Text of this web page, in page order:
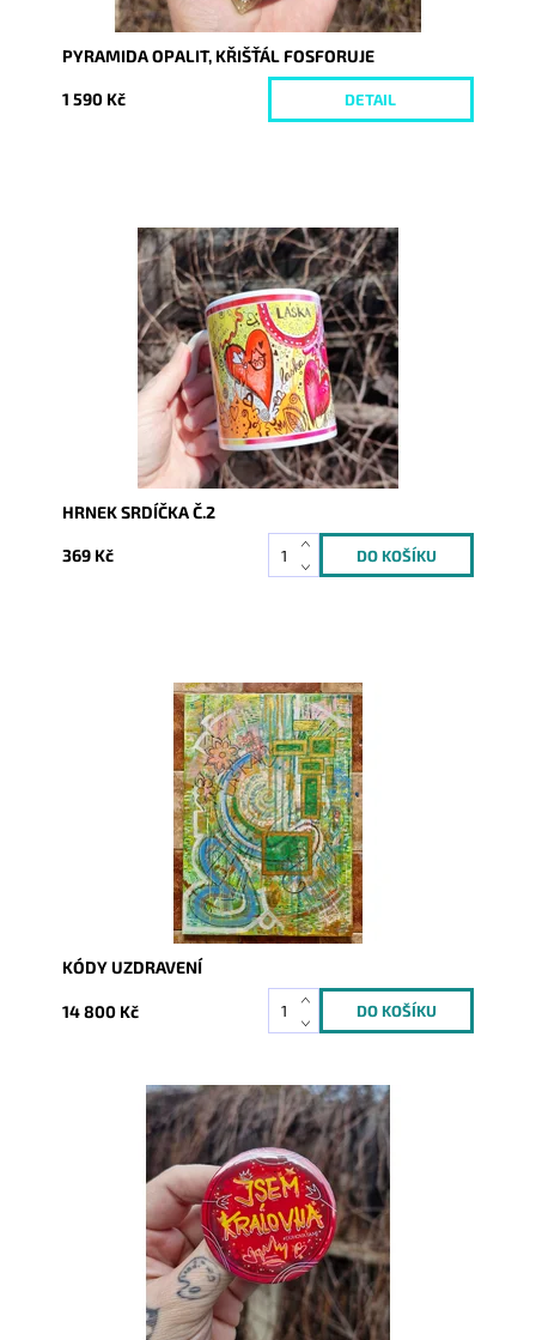
PYRAMIDA OPALIT, KŘIŠŤÁL FOSFORUJE
1 590 Kč DETAIL
Dostupnost:
Skladem
8377
HRNEK SRDÍČKA Č.2
369 Kč
Skladem
9360
KÓDY UZDRAVENÍ
14 800 Kč
Dostupnost:
Skladem
10150